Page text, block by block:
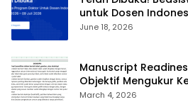
untuk Dosen
June 18, 2026
Manuscript
Objektif Mengukur
Anda
March 4, 2026